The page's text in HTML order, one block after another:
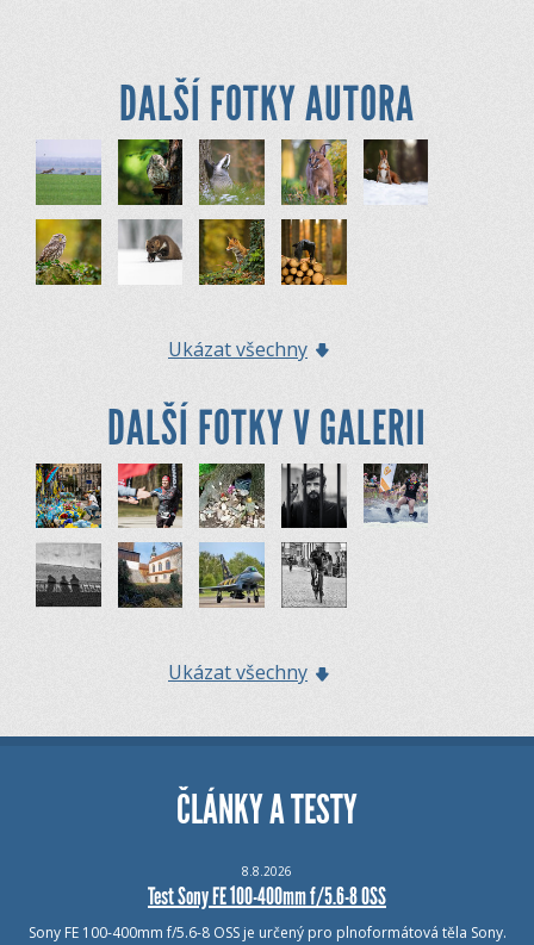
DALŠÍ FOTKY AUTORA
Ukázat všechny
DALŠÍ FOTKY V GALERII
Ukázat všechny
ČLÁNKY A TESTY
8.8.2026
Test Sony FE 100-400mm f/5.6-8 OSS
Sony FE 100-400mm f/5.6-8 OSS je určený pro plnoformátová těla Sony.